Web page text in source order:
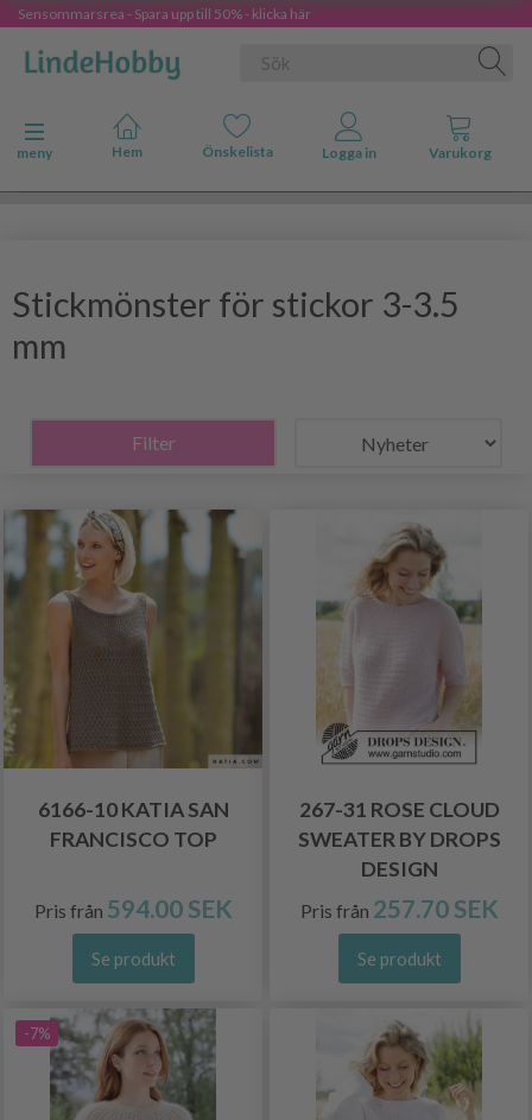
Sensommarsrea - Spara upp till 50% - klicka här
Ändra navigering
meny
Stickmönster för stickor 3-3.5
mm
Filter
6166-10 KATIA SAN
FRANCISCO TOP
Pris från 594.00 SEK
Se produkt
267-31 ROSE CLOUD
SWEATER BY DROPS
DESIGN
Pris från 257.70 SEK
Se produkt
-7%